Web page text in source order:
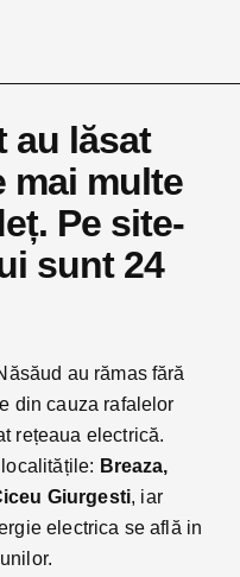
au lăsat
mai multe
Pe site-
sunt 24
au rămas fără
din cauza rafalelor
rețeaua electrică.
Breaza,
Giurgesti, iar
electrica se află in